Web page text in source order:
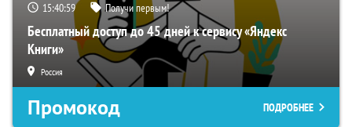
15:40:58 Получи первым!
Бесплатный доступ до 45 дней к сервису «Яндекс
Книги»
Россия
Промокод ПОДРОБНЕЕ